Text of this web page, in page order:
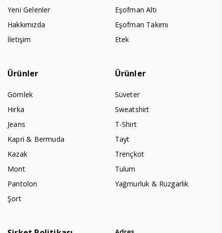
Yeni Gelenler
Hakkımızda
İletişim
Eşofman Altı
Eşofman Takımı
Etek
Ürünler
Gömlek
Hırka
Jeans
Kapri & Bermuda
Kazak
Mont
Pantolon
Şort
Ürünler
Süveter
Sweatshirt
T-Shirt
Tayt
Trençkot
Tulum
Yağmurluk & Rüzgarlık